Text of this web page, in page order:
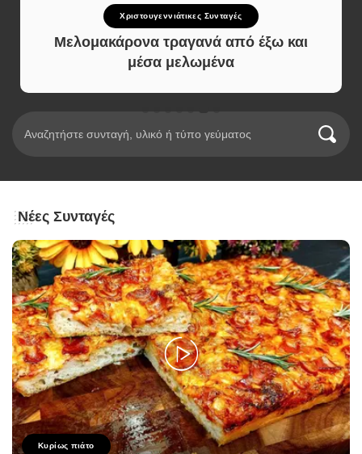
Χριστουγεννιάτικες Συνταγές
Μελομακάρονα τραγανά από έξω και
μέσα μελωμένα
Νέες Συνταγές
Κυρίως πιάτο